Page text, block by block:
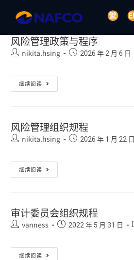
风险管理政策与程序
nikita.hsing 2026 年 2 月 6 日
继续阅读
风险管理组织规程
nikita.hsing 2026 年 1 月 22 日
继续阅读
审计委员会组织规程
vanness 2022 年 5 月 31 日
继续阅读